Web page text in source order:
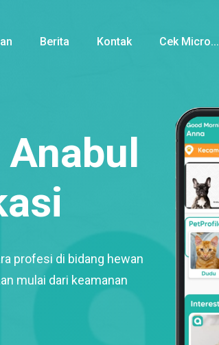
Berita Kontak Cek Micro...
profesi di bidang hewan
mulai dari keamanan